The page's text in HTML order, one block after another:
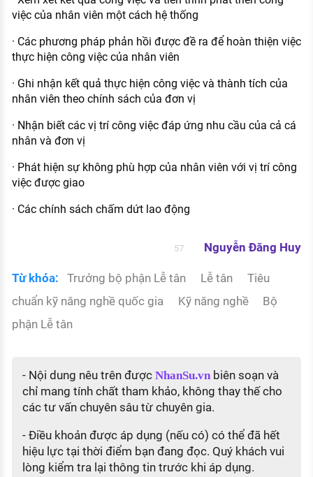
việc của nhân viên một cách hệ thống
· Các phương pháp phản hồi được đề ra để hoàn thiện việc
thực hiện công việc của nhân viên
· Ghi nhận kết quả thực hiện công việc và thành tích của
nhân viên theo chính sách của đơn vị
· Nhận biết các vị trí công việc đáp ứng nhu cầu của cả cá
nhân và đơn vị
· Phát hiện sự không phù hợp của nhân viên với vị trí công
việc được giao
· Các chính sách chấm dứt lao động
57 Nguyễn Đăng Huy
Từ khóa: Trưởng bộ phận Lễ tân Lễ tân
Tiêu
chuẩn kỹ năng nghề quốc gia
Kỹ năng nghề
Bộ
phận Lễ tân
- Nội dung nêu trên được NhanSu.vnbiên soạn và
chỉ mang tính chất tham khảo, không thay thế cho
các tư vấn chuyên sâu từ chuyên gia.
- Điều khoản được áp dụng (nếu có) có thể đã hết
hiệu lực tại thời điểm bạn đang đọc. Quý khách vui
lòng kiểm tra lại thông tin trước khi áp dụng.